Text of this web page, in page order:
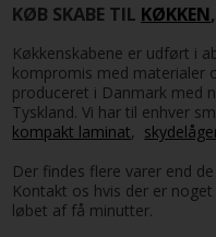
KØB SKABE TIL KØKKEN,
Køkkenskabene er udført i
kompromis med materialer
produceret i Danmark med
Tyskland. Vi har til enhver
kompakt laminat,
Der findes flere varer end
Kontakt os hvis der er
løbet af få minutter.